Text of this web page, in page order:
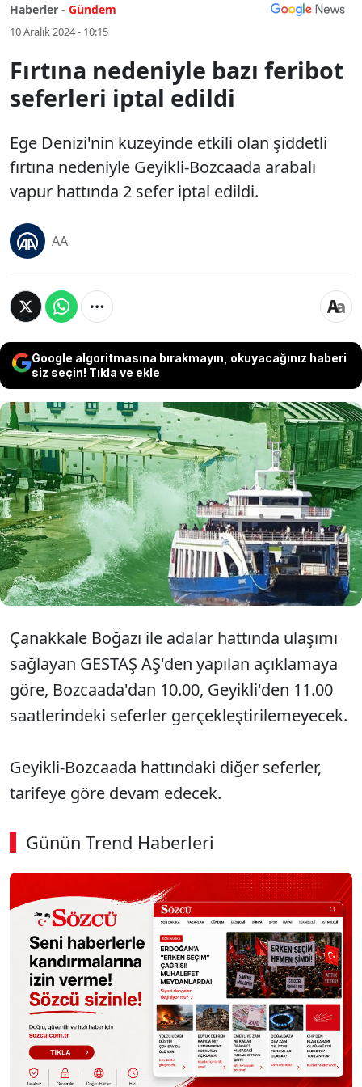
Haberler - Gündem
10 Aralık 2024 - 10:15
Fırtına nedeniyle bazı feribot
seferleri iptal edildi
Ege Denizi'nin kuzeyinde etkili olan şiddetli
fırtına nedeniyle Geyikli-Bozcaada arabalı
vapur hattında 2 sefer iptal edildi.
AA
Google algoritmasına bırakmayın, okuyacağınız haberi
siz seçin! Tıkla ve ekle
Ege Denizi'nin kuzeyinde etkili olan
şiddetli fırtına nedeniyle Geyikli-
Bozcaada arabalı vapur hattında 2
sefer iptal edildi.
Çanakkale Boğazı ile adalar hattında ulaşımı
sağlayan GESTAŞ AŞ'den yapılan açıklamaya
göre, Bozcaada'dan 10.00, Geyikli'den 11.00
saatlerindeki seferler gerçekleştirilemeyecek.
Geyikli-Bozcaada hattındaki diğer seferler,
tarifeye göre devam edecek.
Günün Trend Haberleri